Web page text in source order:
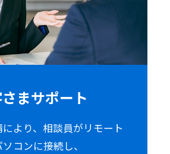
まサポート
より、相談員がリモート
コンに接続し、